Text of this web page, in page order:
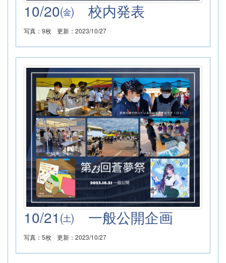
10/20㈮ 校内発表
写真：9枚 更新：2023/10/27
10/21㈯ 一般公開企画
写真：5枚 更新：2023/10/27